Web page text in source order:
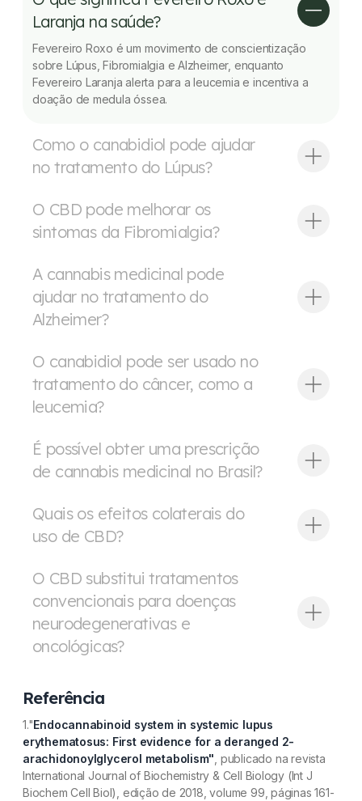
Laranja na saúde?
Fevereiro Roxo é um movimento de conscientização
sobre Lúpus, Fibromialgia e Alzheimer, enquanto
Fevereiro Laranja alerta para a leucemia e incentiva a
doação de medula óssea.
Como o canabidiol pode ajudar
no tratamento do Lúpus?
O CBD pode melhorar os
sintomas da Fibromialgia?
A cannabis medicinal pode
ajudar no tratamento do
Alzheimer?
O canabidiol pode ser usado no
tratamento do câncer, como a
leucemia?
É possível obter uma prescrição
de cannabis medicinal no Brasil?
Quais os efeitos colaterais do
uso de CBD?
O CBD substitui tratamentos
convencionais para doenças
neurodegenerativas e
oncológicas?
Referência
1."Endocannabinoid system in systemic lupus
erythematosus: First evidence for a deranged 2-
arachidonoylglycerol metabolism" , publicado na revista
International Journal of Biochemistry & Cell Biology (Int J
Biochem Cell Biol), edição de 2018, volume 99, páginas 161-